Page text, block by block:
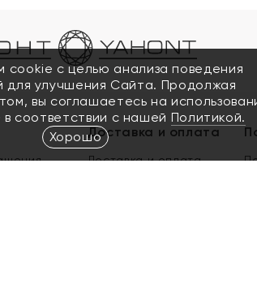
Доставка и оплата
Доставка и оплата
cookie с целью анализа поведения
для улучшения Сайта. Продолжая
вы соглашаетесь на
соответствии с нашей Политикой.
Хорошо